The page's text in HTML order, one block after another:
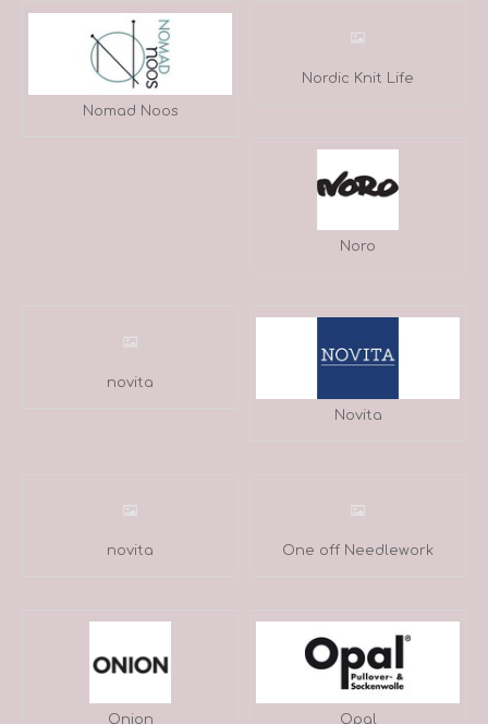
Nomad Noos
Nordic Knit Life
Noro
novita
Novita
novita One off Needlework
Onion Opal